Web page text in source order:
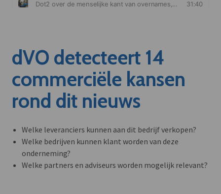
dVO detecteert 14
commerciële kansen
rond dit nieuws
Welke leveranciers kunnen aan dit bedrijf verkopen?
Welke bedrijven kunnen klant worden van deze
onderneming?
Welke partners en adviseurs worden mogelijk relevant?